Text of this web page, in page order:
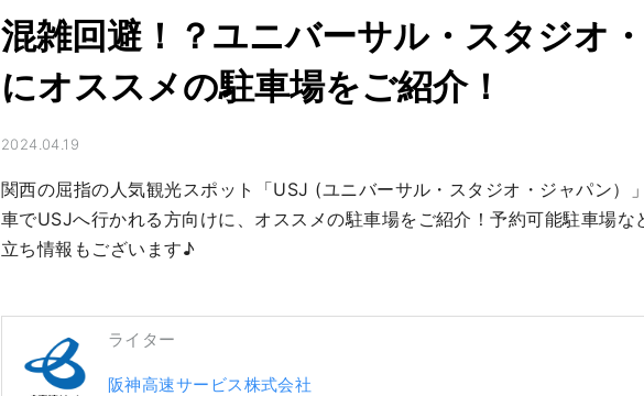
混雑回避！？ユニバーサル・スタジオ
にオススメの駐車場をご紹介！
2024.04.19
関西の屈指の人気観光スポット「USJ (ユニバーサル・スタジオ・ジャパン）」
車でUSJへ行かれる方向けに、オススメの駐車場をご紹介！予約可能駐車場な
立ち情報もございます♪
ライター
阪神高速サービス株式会社